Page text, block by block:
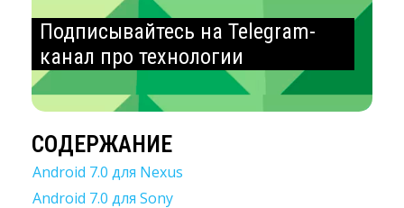
Подписывайтесь на Telegram-
канал про технологии
СОДЕРЖАНИЕ
Android 7.0 для Nexus
Android 7.0 для Sony